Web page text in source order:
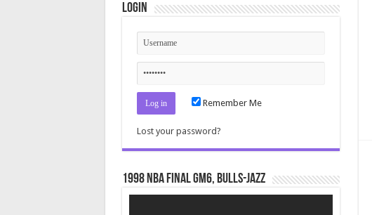
Login
Remember Me
Lost your password?
1998 NBA Final gm6, Bulls-Jazz